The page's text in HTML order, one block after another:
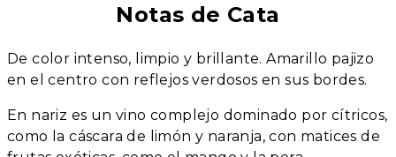
Notas de Cata
De color intenso, limpio y brillante. Amarillo pajizo
en el centro con reflejos verdosos en sus bordes.
En nariz es un vino complejo dominado por cítricos,
como la cáscara de limón y naranja, con matices de